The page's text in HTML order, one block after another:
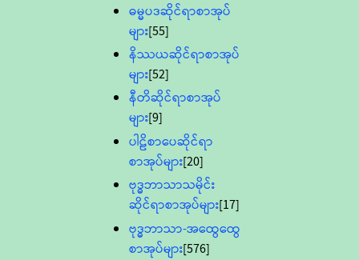
ဓမ္မပဒဆိုင်ရာစာအုပ်
များ[55]
နိဿယဆိုင်ရာစာအုပ်
များ[52]
နီတိဆိုင်ရာစာအုပ်
များ[9]
ပါဠိစာပေဆိုင်ရာ
စာအုပ်များ[20]
ဗုဒ္ဓဘာသာသမိုင်း
ဆိုင်ရာစာအုပ်များ[17]
ဗုဒ္ဓဘာသာ-အထွေထွေ
စာအုပ်များ[576]